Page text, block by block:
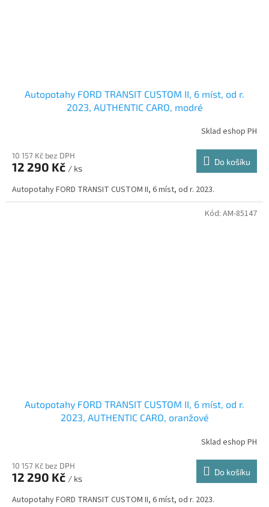
Autopotahy FORD TRANSIT CUSTOM II, 6 míst, od r.
2023, AUTHENTIC CARO, modré
Sklad eshop PH
10 157 Kč bez DPH
12 290 Kč / ks
Do košíku
Autopotahy FORD TRANSIT CUSTOM II, 6 míst, od r. 2023.
Autopotahy FORD TRANSIT CUSTOM II, 6 míst, od r.
2023, AUTHENTIC CARO, oranžové
Sklad eshop PH
10 157 Kč bez DPH
12 290 Kč / ks
Do košíku
Autopotahy FORD TRANSIT CUSTOM II, 6 míst, od r. 2023.
Kód: AM-85147